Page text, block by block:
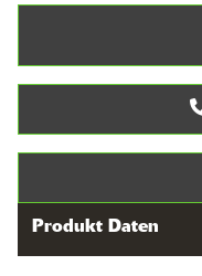
Produkt Daten